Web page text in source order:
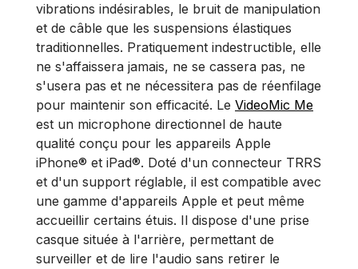
vibrations indésirables, le bruit de manipulation
et de câble que les suspensions élastiques
traditionnelles. Pratiquement indestructible, elle
ne s'affaissera jamais, ne se cassera pas, ne
s'usera pas et ne nécessitera pas de réenfilage
pour maintenir son efficacité. Le VideoMic Me
est un microphone directionnel de haute
qualité conçu pour les appareils Apple
iPhone® et iPad®. Doté d'un connecteur TRRS
et d'un support réglable, il est compatible avec
une gamme d'appareils Apple et peut même
accueillir certains étuis. Il dispose d'une prise
casque située à l'arrière, permettant de
surveiller et de lire l'audio sans retirer le